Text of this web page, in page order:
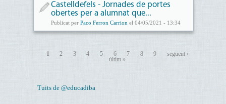
Castelldefels - Jornades de portes
obertes per a alumnat que...
Publicat per Paco Ferron Carrion el 04/05/2021 - 13:34
1 2 3 4 5 6 7 8 9
següent ›
últim »
Tuits de @educadiba